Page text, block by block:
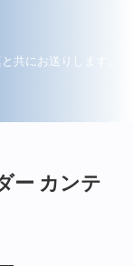
共にお送りします。
ー カンテ